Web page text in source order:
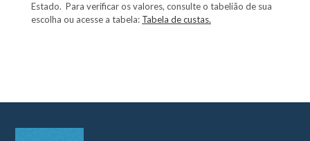
Estado. Para verificar os valores, consulte o tabelião de sua
escolha ou acesse a tabela: Tabela de custas.